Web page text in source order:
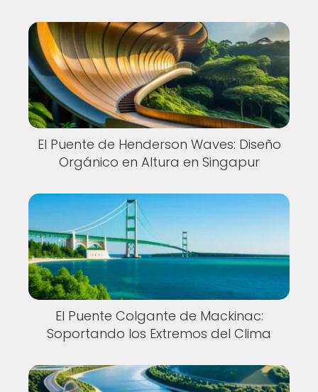
El Puente de Henderson Waves: Diseño
Orgánico en Altura en Singapur
El Puente Colgante de Mackinac:
Soportando los Extremos del Clima